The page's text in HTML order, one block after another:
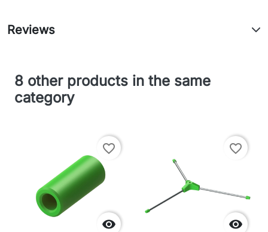
Reviews
8 other products in the same
category

favorite_border

favorite_border